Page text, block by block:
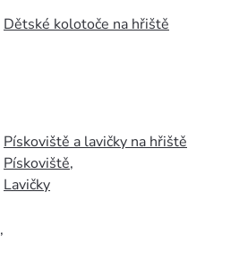
,
Dětské kolotoče na hřiště
Pískoviště a lavičky na hřiště
Pískoviště,
Lavičky